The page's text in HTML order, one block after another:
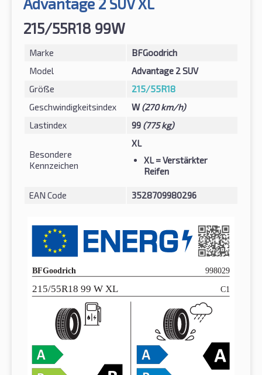
215/55R18 99W
Marke
BFGoodrich
Model
Advantage 2 SUV
Größe
215/55R18
Geschwindigkeitsindex
W(270 km/h)
Lastindex
99 (775 kg)
Besondere
Kennzeichen
XL
XL= Verstärkter
Reifen
EAN Code 3528709980296